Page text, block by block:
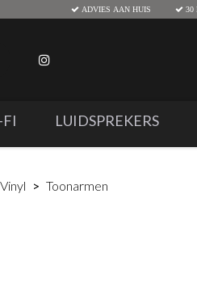
ADVIES AAN HUIS 30
LUIDSPREKERS
Vinyl Toonarmen